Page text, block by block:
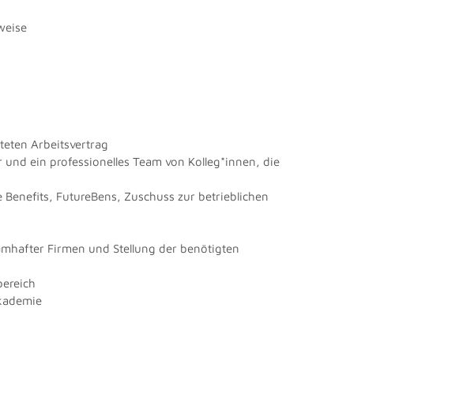
Arbeitsvertrag
ein professionelles Team von Kolleg*innen, die
FutureBens, Zuschuss zur betrieblichen
Firmen und Stellung der benötigten